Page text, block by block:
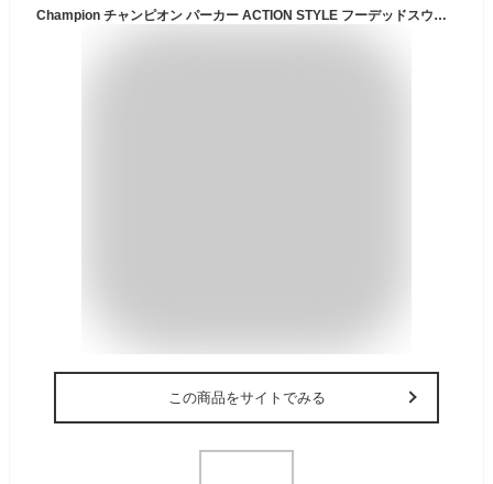
Champion チャンピオン パーカー ACTION STYLE フーデッドスウェットシャツ アクションスタイル スーパーフーディー ビッグフード オーバーサイズ フーディー 裏起毛 リラックスフィット スーパーフリース ミリタリー 迷彩 カモフラ クラシック 長袖 冬 暖かい 丈夫
この商品をサイトでみる